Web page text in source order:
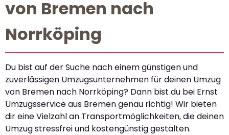
von Bremen nach
Norrköping
Du bist auf der Suche nach einem günstigen und
zuverlässigen Umzugsunternehmen für deinen Umzug
von Bremen nach Norrköping? Dann bist du bei Ernst
Umzugsservice aus Bremen genau richtig! Wir bieten
dir eine Vielzahl an Transportmöglichkeiten, die deinen
Umzug stressfrei und kostengünstig gestalten.